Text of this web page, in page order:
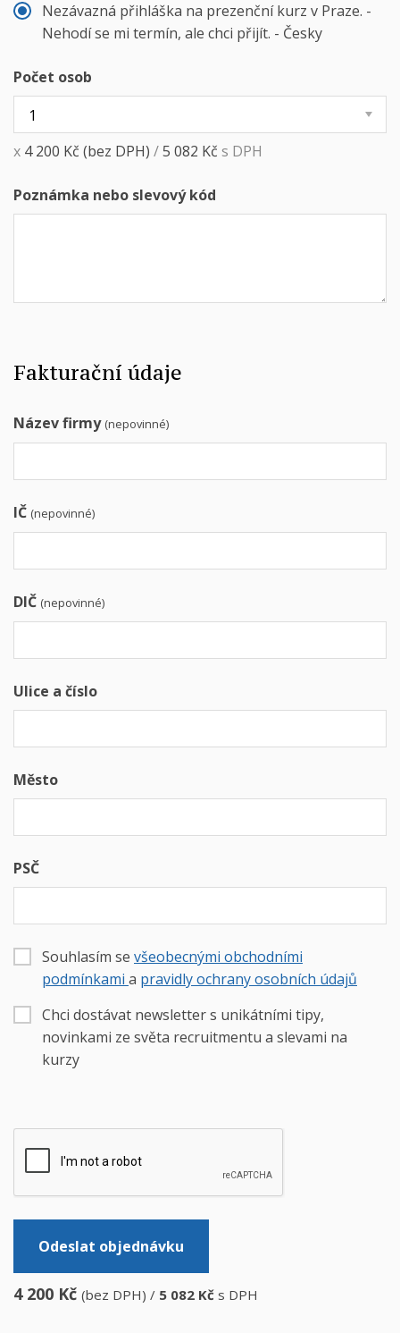
Nezávazná přihláška na prezenční kurz v Praze. -
Nehodí se mi termín, ale chci přijít. - Česky
Počet osob
x 4 200 Kč (bez DPH) /5 082 Kč s DPH
Poznámka nebo slevový kód
Fakturační údaje
Název firmy (nepovinné)
IČ (nepovinné)
DIČ (nepovinné)
Ulice a číslo
Město
PSČ
Souhlasím se všeobecnými obchodními
podmínkami a pravidly ochrany osobních údajů
Chci dostávat newsletter s unikátními tipy,
novinkami ze světa recruitmentu a slevami na
kurzy
Odeslat objednávku
4 200 Kč (bez DPH) / 5 082 Kč s DPH